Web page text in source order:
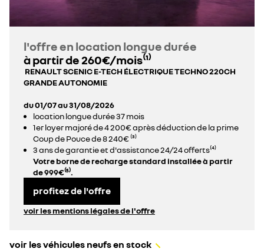
l'offre en location longue durée
à partir de 260€/mois⁽¹⁾
RENAULT SCENIC E-TECH ÉLECTRIQUE TECHNO 220CH
GRANDE AUTONOMIE
du 01/07 au 31/08/2026
location longue durée 37 mois
1er loyer majoré de 4 200€ après déduction de la prime
Coup de Pouce de 8 240€ ⁽³⁾
3 ans de garantie et d'assistance 24/24 offerts⁽⁴⁾
Votre borne de recharge standard installée à partir
de 999€⁽⁵⁾.
profitez de l'offre
voir les mentions légales de l'offre
voir les véhicules neufs en stock